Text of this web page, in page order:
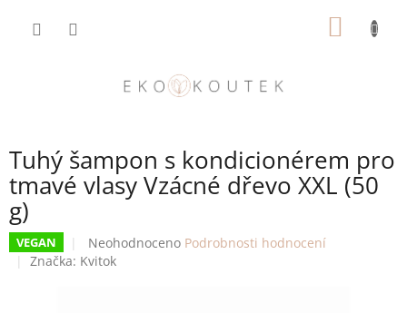
Tuhý šampon s kondicionérem pro
tmavé vlasy Vzácné dřevo XXL (50
g)
VEGAN
Průměrné
hodnocení
Neohodnoceno Podrobnosti hodnocení
Značka: Kvitok